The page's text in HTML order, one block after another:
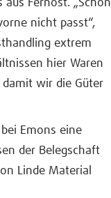
Fernost. „Schon
nicht passt“,
extrem
hier Waren
wir die Güter
Emons eine
der Belegschaft
Linde Material